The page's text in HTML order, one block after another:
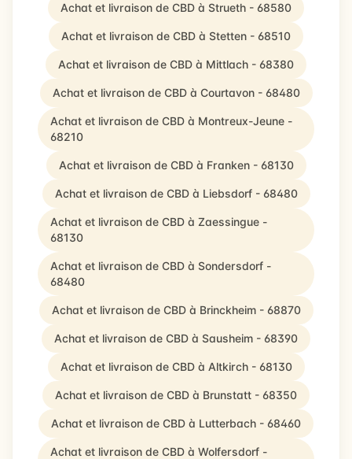
Achat et livraison de CBD à Strueth - 68580
Achat et livraison de CBD à Stetten - 68510
Achat et livraison de CBD à Mittlach - 68380
Achat et livraison de CBD à Courtavon - 68480
Achat et livraison de CBD à Montreux-Jeune -
68210
Achat et livraison de CBD à Franken - 68130
Achat et livraison de CBD à Liebsdorf - 68480
Achat et livraison de CBD à Zaessingue -
68130
Achat et livraison de CBD à Sondersdorf -
68480
Achat et livraison de CBD à Brinckheim - 68870
Achat et livraison de CBD à Sausheim - 68390
Achat et livraison de CBD à Altkirch - 68130
Achat et livraison de CBD à Brunstatt - 68350
Achat et livraison de CBD à Lutterbach - 68460
Achat et livraison de CBD à Wolfersdorf -